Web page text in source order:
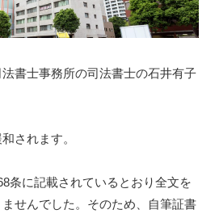
書士事務所の司法書士の石井有子
されます。
条に記載されているとおり全文を
せんでした。そのため、自筆証書